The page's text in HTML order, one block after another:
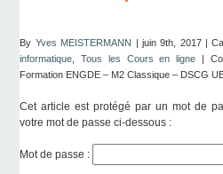
By Yves MEISTERMANN | juin 9th, 2017 |
informatique ,Tous les Cours en ligne |
Formation ENGDE – M2 Classique – DSCG
Cet article est protégé par un mot de
votre mot de passe ci-dessous :
Mot de passe :